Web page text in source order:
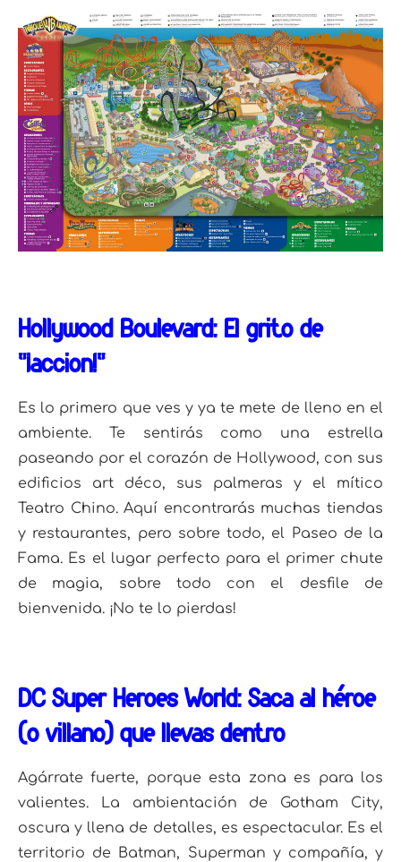
Hollywood Boulevard: El grito de
“¡acción!”
Es lo primero que ves y ya te mete de lleno en el
ambiente. Te sentirás como una estrella
paseando por el corazón de Hollywood, con sus
edificios art déco, sus palmeras y el mítico
Teatro Chino. Aquí encontrarás muchas tiendas
y restaurantes, pero sobre todo, el Paseo de la
Fama. Es el lugar perfecto para el primer chute
de magia, sobre todo con el desfile de
bienvenida. ¡No te lo pierdas!
DC Super Heroes World: Saca al héroe
(o villano) que llevas dentro
Agárrate fuerte, porque esta zona es para los
valientes. La ambientación de Gotham City,
oscura y llena de detalles, es espectacular. Es el
territorio de Batman, Superman y compañía, y